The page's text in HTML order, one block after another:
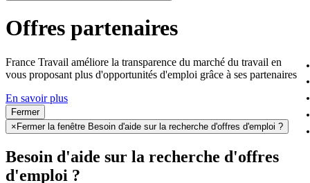
Offres partenaires
France Travail améliore la transparence du marché du travail en
vous proposant plus d'opportunités d'emploi grâce à ses partenaires
En savoir plus
Fermer
× Fermer la fenêtre Besoin d'aide sur la recherche d'offres d'emploi ?
Besoin d'aide sur la recherche d'offres
d'emploi ?